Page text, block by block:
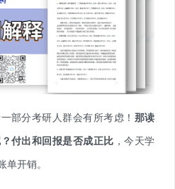
部分考研人群会有所考虑！ 那读
付出和回报是否成正比 ，今天学
开销。